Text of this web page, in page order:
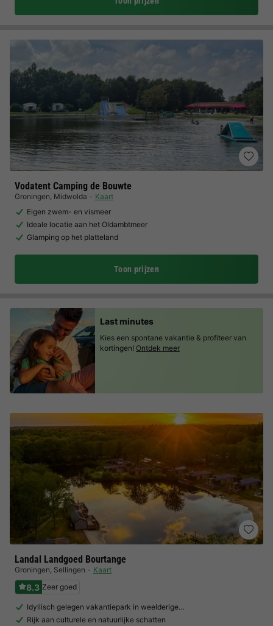
Vodatent Camping de Bouwte
Groningen, Midwolda
Kaart
Eigen zwem- en vismeer
Ideale locatie aan het Oldambtmeer
Glamping op het platteland
Toon prijzen
Landal Landgoed Bourtange
Groningen, Sellingen Kaart
8.3 Zeer goed
Idyllisch gelegen vakantiepark in weelderige…
Rijk aan culturele en natuurlijke schatten
Last minutes
Kies een spontane vakantie & profiteer van
kortingen! Ontdek meer